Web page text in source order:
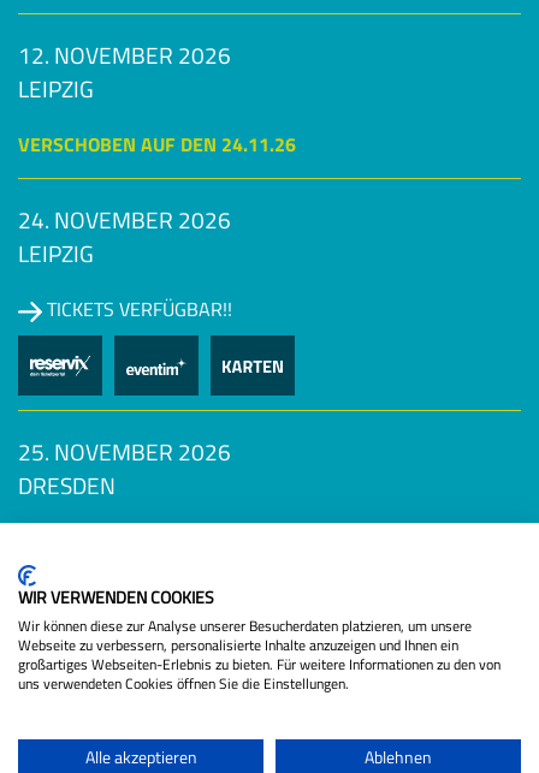
12. NOVEMBER 2026
LEIPZIG
VERSCHOBEN AUF DEN 24.11.26
24. NOVEMBER 2026
LEIPZIG
TICKETS VERFÜGBAR!!
25. NOVEMBER 2026
DRESDEN
WIR VERWENDEN COOKIES
Wir können diese zur Analyse unserer Besucherdaten platzieren, um unsere
Webseite zu verbessern, personalisierte Inhalte anzuzeigen und Ihnen ein
großartiges Webseiten-Erlebnis zu bieten. Für weitere Informationen zu den von
uns verwendeten Cookies öffnen Sie die Einstellungen.
Alle akzeptieren Ablehnen